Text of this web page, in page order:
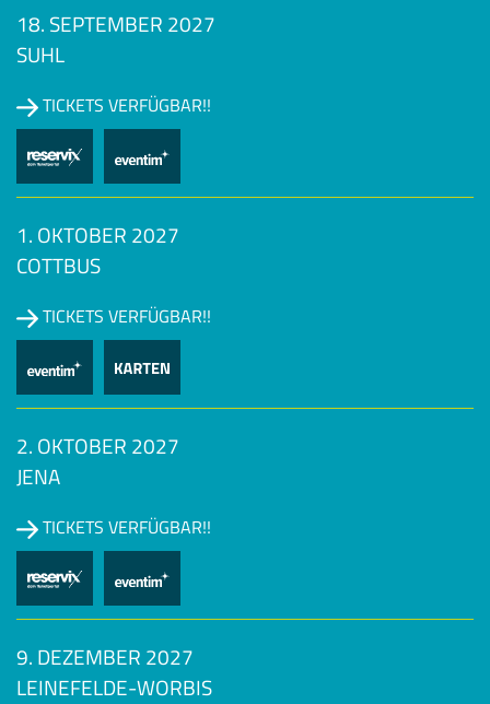
18. SEPTEMBER 2027
SUHL
TICKETS VERFÜGBAR!!
1. OKTOBER 2027
COTTBUS
TICKETS VERFÜGBAR!!
2. OKTOBER 2027
JENA
TICKETS VERFÜGBAR!!
9. DEZEMBER 2027
LEINEFELDE-WORBIS